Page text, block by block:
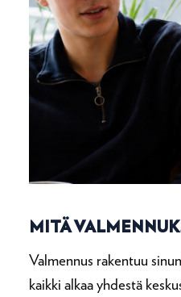
MITÄ
Valmennus rakentuu
kaikki alkaa yhdestä